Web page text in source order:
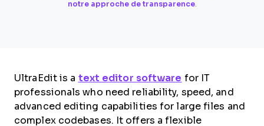
notre approche de transparence.
UltraEdit is a text editor software for IT
professionals who need reliability, speed, and
advanced editing capabilities for large files and
complex codebases. It offers a flexible